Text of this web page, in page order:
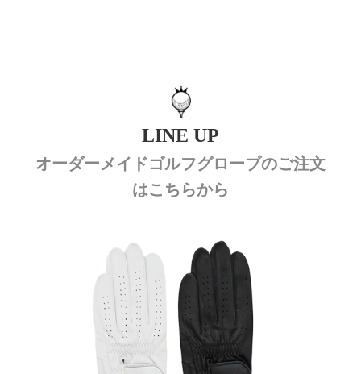
LINE UP
オーダーメイドゴルフグローブのご注文
はこちらから